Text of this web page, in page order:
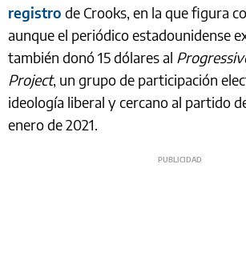
registro de Crooks, en la que figura
aunque el periódico estadounidense
también donó 15 dólares al
Project, un grupo de participación
ideología liberal y cercano al partido
enero de 2021.